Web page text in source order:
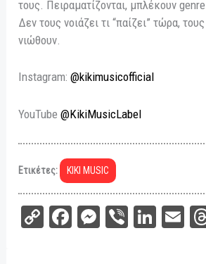
τους. Πειραματίζονται, μπλέκουν
Δεν τους νοιάζει τι “παίζει” τώρα, τους
νιώθουν.
Instagram:@kikimusicofficial
YouTube@KikiMusicLabel
Ετικέτες: KIKI MUSIC
C
Fa M
Vi
Li
E